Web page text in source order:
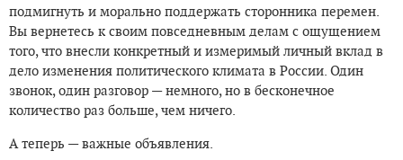
подмигнуть и морально поддержать сторонника перемен.
Вы вернетесь к своим повседневным делам с ощущением
того, что внесли конкретный и измеримый личный вклад в
дело изменения политического климата в России. Один
звонок, один разговор — немного, но в бесконечное
количество раз больше, чем ничего.
А теперь — важные объявления.